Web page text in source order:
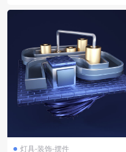
灯具-装饰-摆件